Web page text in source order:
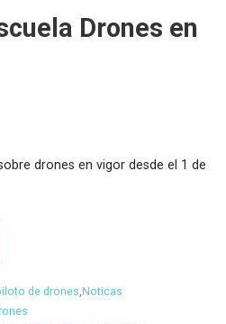
Drones en
drones en vigor desde el 1 de
de drones, Noticas